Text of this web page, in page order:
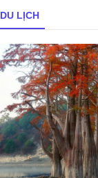
DU LỊCH